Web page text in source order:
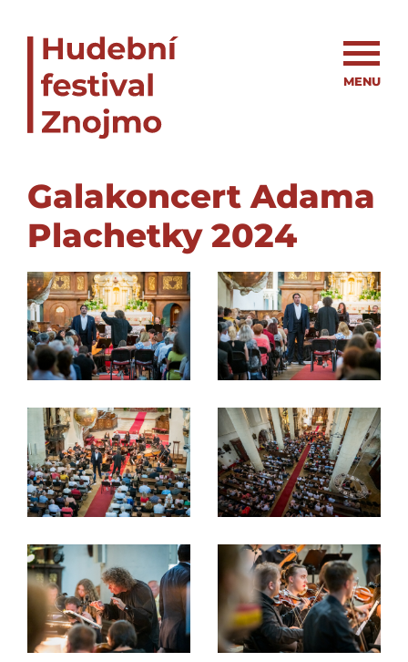
MENU
Galakoncert Adama
Plachetky 2024